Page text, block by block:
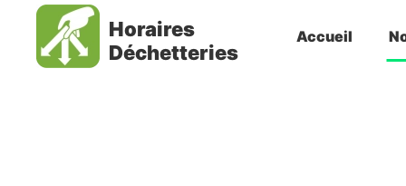
Horaires
Déchetteries
Accueil